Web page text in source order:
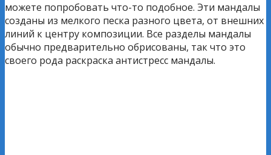
можете попробовать что-то подобное. Эти мандалы
созданы из мелкого песка разного цвета, от внешних
линий к центру композиции. Все разделы мандалы
обычно предварительно обрисованы, так что это
своего рода раскраска антистресс мандалы.